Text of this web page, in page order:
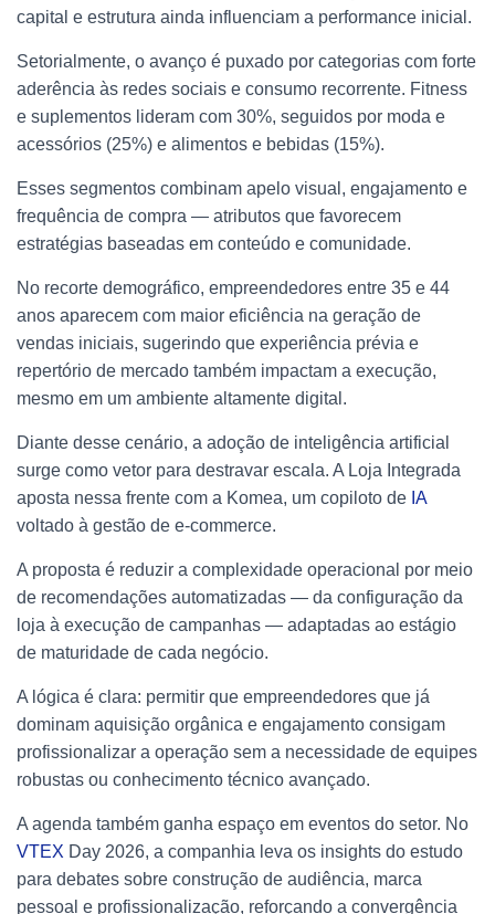
capital e estrutura ainda influenciam a performance inicial.
Setorialmente, o avanço é puxado por categorias com forte
aderência às redes sociais e consumo recorrente. Fitness
e suplementos lideram com 30%, seguidos por moda e
acessórios (25%) e alimentos e bebidas (15%).
Esses segmentos combinam apelo visual, engajamento e
frequência de compra — atributos que favorecem
estratégias baseadas em conteúdo e comunidade.
No recorte demográfico, empreendedores entre 35 e 44
anos aparecem com maior eficiência na geração de
vendas iniciais, sugerindo que experiência prévia e
repertório de mercado também impactam a execução,
mesmo em um ambiente altamente digital.
Diante desse cenário, a adoção de inteligência artificial
surge como vetor para destravar escala. A Loja Integrada
aposta nessa frente com a Komea, um copiloto de IA
voltado à gestão de e-commerce.
A proposta é reduzir a complexidade operacional por meio
de recomendações automatizadas — da configuração da
loja à execução de campanhas — adaptadas ao estágio
de maturidade de cada negócio.
A lógica é clara: permitir que empreendedores que já
dominam aquisição orgânica e engajamento consigam
profissionalizar a operação sem a necessidade de equipes
robustas ou conhecimento técnico avançado.
A agenda também ganha espaço em eventos do setor. No
VTEX Day 2026, a companhia leva os insights do estudo
para debates sobre construção de audiência, marca
pessoal e profissionalização, reforçando a convergência